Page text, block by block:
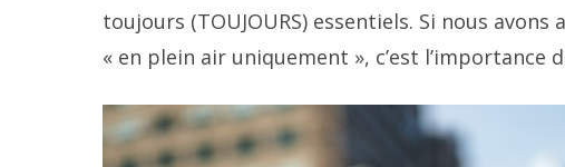
toujours (TOUJOURS) essentiels. Si nous
« en plein air uniquement », c’est l’importance